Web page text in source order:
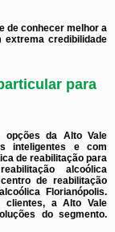
de conhecer melhor a
extrema credibilidade
para
opções da Alto Vale
inteligentes e com
de reabilitação para
alcoólica
de reabilitação
Florianópolis.
clientes, a Alto Vale
do segmento.